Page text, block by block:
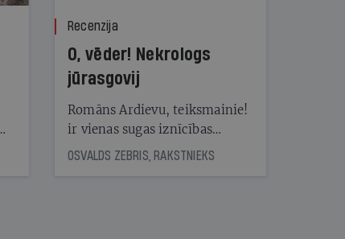
Recenzija
O, vēder! Nekrologs
jūrasgovij
Romāns Ardievu, teiksmainie!
ir vienas sugas iznīcības
traģiskais stāsts
OSVALDS ZEBRIS, RAKSTNIEKS